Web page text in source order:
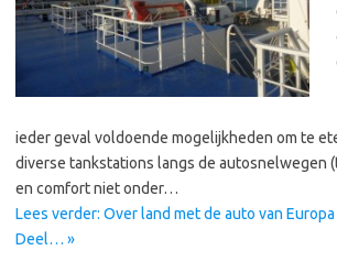
ieder geval voldoende mogelijkheden om te
diverse tankstations langs de autosnelwegen
en comfort niet onder…
Lees verder: Over land met de auto van
Deel… »